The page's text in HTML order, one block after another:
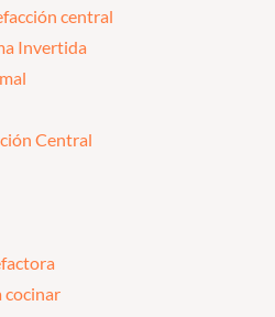
central
Invertida
Central
cocinar